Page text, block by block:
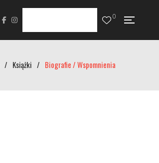
0
/ Książki / Biografie / Wspomnienia